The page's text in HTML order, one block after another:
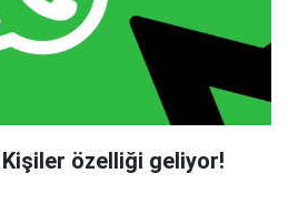
özelliği geliyor!